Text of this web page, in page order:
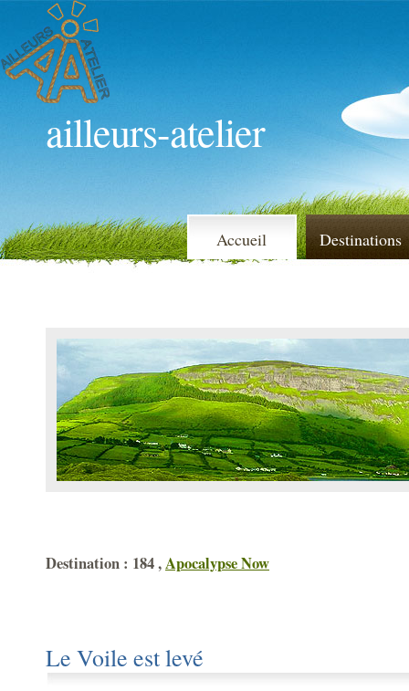
ailleurs-atelier
Accueil Destinations
Destination : 184 ,Apocalypse Now
Le Voile est levé